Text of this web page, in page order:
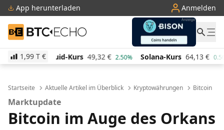
App herunterladen Anmelden
BTC-ECHO
1,99 T €
49,32 € 2.50% Solana-Kurs 64,13 0.50% TRON-Kurs
Startseite Aktuelle Artikel im Überblick Kryptowährungen Bitcoin
Marktupdate
Bitcoin im Auge des Orkans